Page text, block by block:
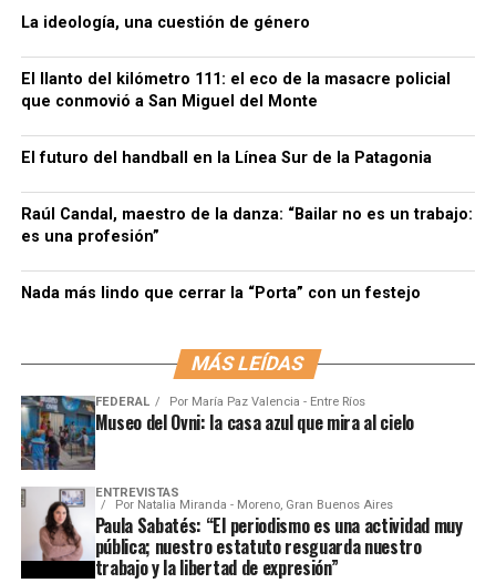
La ideología, una cuestión de género
El llanto del kilómetro 111: el eco de la masacre policial
que conmovió a San Miguel del Monte
El futuro del handball en la Línea Sur de la Patagonia
Raúl Candal, maestro de la danza: “Bailar no es un trabajo:
es una profesión”
Nada más lindo que cerrar la “Porta” con un festejo
MÁS LEÍDAS
FEDERAL Por María Paz Valencia - Entre Ríos
Museo del Ovni: la casa azul que mira al cielo
ENTREVISTAS
Por Natalia Miranda - Moreno, Gran Buenos Aires
Paula Sabatés: “El periodismo es una actividad muy
pública; nuestro estatuto resguarda nuestro
trabajo y la libertad de expresión”